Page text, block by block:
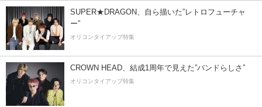
SUPER★DRAGON、自ら描いた”レトロフューチャ
ー”
オリコンタイアップ特集
CROWN HEAD、結成1周年で見えた”バンドらしさ”
オリコンタイアップ特集